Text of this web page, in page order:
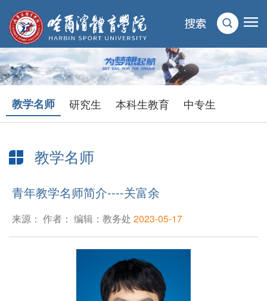
教学名师 研究生 本科生教育 中专生
教学名师
当前位置： 首页>人才培养
青年教学名师简介----关富余
来源： 作者： 编辑：教务处 2023-05-17